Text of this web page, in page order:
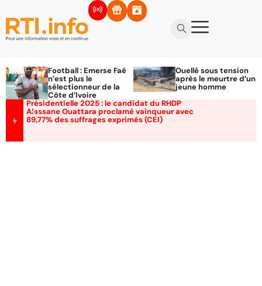
Football : Emerse Faé
n’est plus le
sélectionneur de la
Côte d’Ivoire
Ouellé sous tension
après le meurtre d’un
jeune homme
Présidentielle 2025 : le candidat du RHDP
Alassane Ouattara proclamé vainqueur avec
89,77% des suffrages exprimés (CEI)